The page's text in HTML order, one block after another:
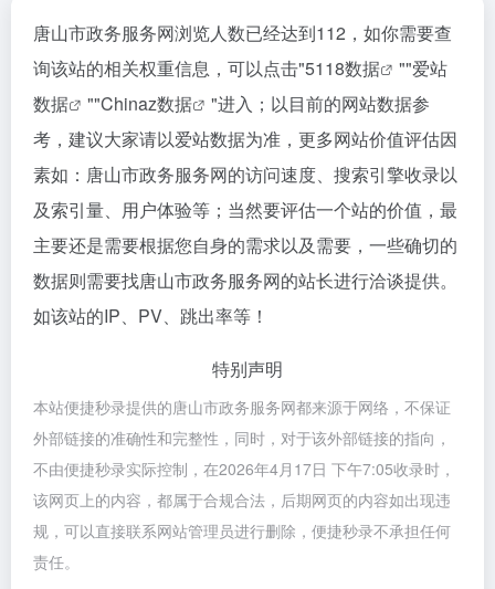
唐山市政务服务网浏览人数已经达到112，如你需要查
询该站的相关权重信息，可以点击"5118数据 ""爱站
数据
""Chinaz数据
"进入；以目前的网站数据参
考，建议大家请以爱站数据为准，更多网站价值评估因
素如：唐山市政务服务网的访问速度、搜索引擎收录以
及索引量、用户体验等；当然要评估一个站的价值，最
主要还是需要根据您自身的需求以及需要，一些确切的
数据则需要找唐山市政务服务网的站长进行洽谈提供。
如该站的IP、PV、跳出率等！
特别声明
本站便捷秒录提供的唐山市政务服务网都来源于网络，不保证
外部链接的准确性和完整性，同时，对于该外部链接的指向，
不由便捷秒录实际控制，在2026年4月17日 下午7:05收录时，
该网页上的内容，都属于合规合法，后期网页的内容如出现违
规，可以直接联系网站管理员进行删除，便捷秒录不承担任何
责任。